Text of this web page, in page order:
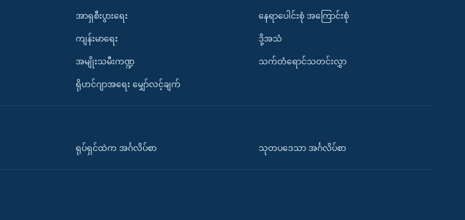
အာရှစီးပွားရေး
ကျန်းမာရေး
အမျိုးသမီးကဏ္ဍ
ရိုဟင်ဂျာအရေး မျှော်လင့်ချက်
နေရာပေါင်းစုံ အကြောင်းစုံ
ဒို့အသံ
သက်တံရောင်သတင်းလွှာ
ရုပ်ရှင်ထဲက အင်္ဂလိပ်စာ သုတပဒေသာ အင်္ဂလိပ်စာ